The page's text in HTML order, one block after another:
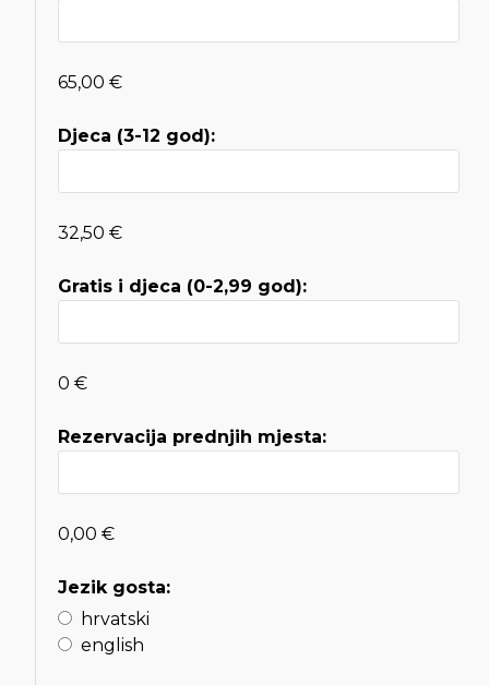
65,00 €
Djeca (3-12 god):
32,50 €
Gratis i djeca (0-2,99 god):
0 €
Rezervacija prednjih mjesta:
0,00 €
Jezik gosta:
hrvatski
english